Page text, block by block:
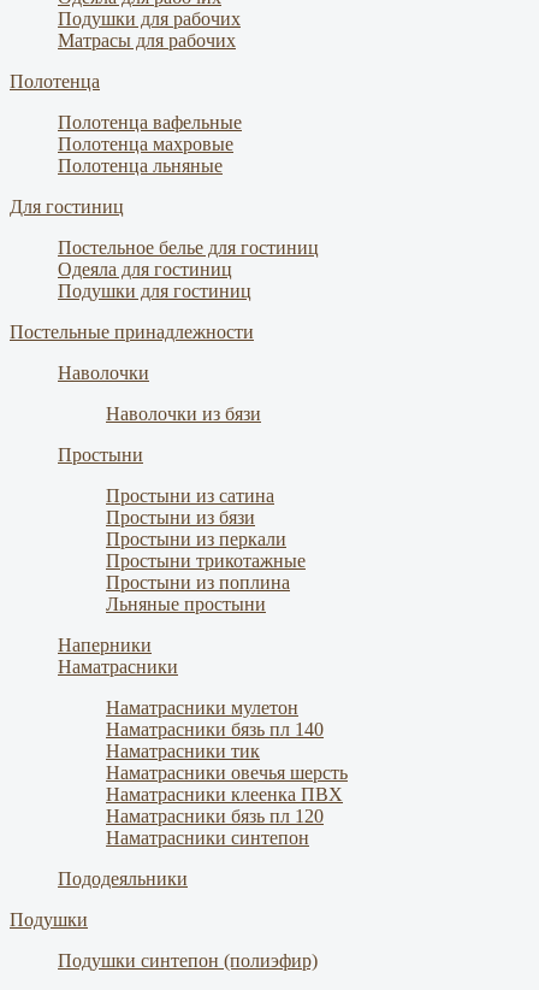
Подушки для рабочих
Матрасы для рабочих
Полотенца
Полотенца вафельные
Полотенца махровые
Полотенца льняные
Для гостиниц
Постельное белье для гостиниц
Одеяла для гостиниц
Подушки для гостиниц
Постельные принадлежности
Наволочки
Наволочки из бязи
Простыни
Простыни из сатина
Простыни из бязи
Простыни из перкали
Простыни трикотажные
Простыни из поплина
Льняные простыни
Наперники
Наматрасники
Наматрасники мулетон
Наматрасники бязь пл 140
Наматрасники тик
Наматрасники овечья шерсть
Наматрасники клеенка ПВХ
Наматрасники бязь пл 120
Наматрасники синтепон
Пододеяльники
Подушки
Подушки синтепон (полиэфир)